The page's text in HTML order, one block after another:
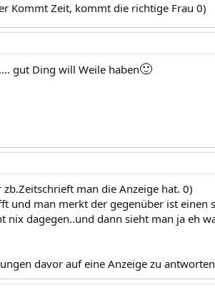
Kommt Zeit, kommt die richtige Frau 0)
gut Ding will Weile haben🙂
man die Anzeige hat. 0)
und man merkt der gegenüber ist einen
dagegen..und dann sieht man ja eh
davor auf eine Anzeige zu